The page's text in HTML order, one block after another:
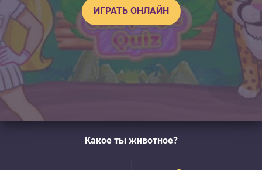
ИГРАТЬ ОНЛАЙН
Какое ты животное?